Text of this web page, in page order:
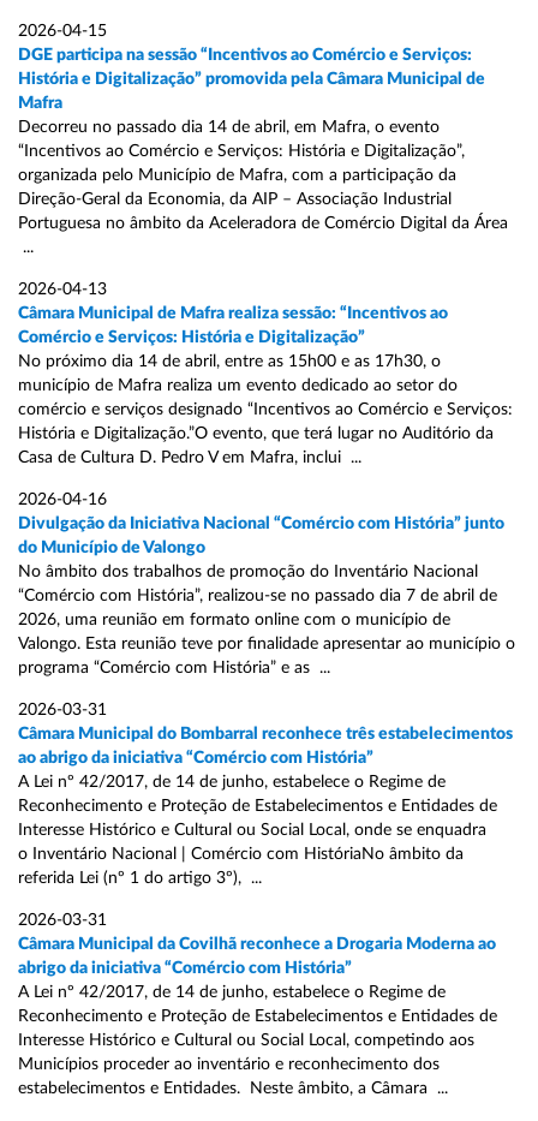
2026-04-15
DGE participa na sessão “Incentivos ao Comércio e Serviços:
História e Digitalização” promovida pela Câmara Municipal de
Mafra
Decorreu no passado dia 14 de abril, em Mafra, o evento
“Incentivos ao Comércio e Serviços: História e Digitalização”,
organizada pelo Município de Mafra, com a participação da
Direção-Geral da Economia, da AIP – Associação Industrial
Portuguesa no âmbito da Aceleradora de Comércio Digital da Área
...
2026-04-13
Câmara Municipal de Mafra realiza sessão: “Incentivos ao
Comércio e Serviços: História e Digitalização”
No próximo dia 14 de abril, entre as 15h00 e as 17h30, o
município de Mafra realiza um evento dedicado ao setor do
comércio e serviços designado “Incentivos ao Comércio e Serviços:
História e Digitalização.”O evento, que terá lugar no Auditório da
Casa de Cultura D. Pedro V em Mafra, inclui ...
2026-04-16
Divulgação da Iniciativa Nacional “Comércio com História” junto
do Município de Valongo
No âmbito dos trabalhos de promoção do Inventário Nacional
“Comércio com História”, realizou-se no passado dia 7 de abril de
2026, uma reunião em formato online com o município de
Valongo. Esta reunião teve por finalidade apresentar ao município o
programa “Comércio com História” e as ...
2026-03-31
Câmara Municipal do Bombarral reconhece três estabelecimentos
ao abrigo da iniciativa “Comércio com História”
A Lei nº 42/2017, de 14 de junho, estabelece o Regime de
Reconhecimento e Proteção de Estabelecimentos e Entidades de
Interesse Histórico e Cultural ou Social Local, onde se enquadra
o Inventário Nacional | Comércio com HistóriaNo âmbito da
referida Lei (nº 1 do artigo 3º), ...
2026-03-31
Câmara Municipal da Covilhã reconhece a Drogaria Moderna ao
abrigo da iniciativa “Comércio com História”
A Lei nº 42/2017, de 14 de junho, estabelece o Regime de
Reconhecimento e Proteção de Estabelecimentos e Entidades de
Interesse Histórico e Cultural ou Social Local, competindo aos
Municípios proceder ao inventário e reconhecimento dos
estabelecimentos e Entidades. Neste âmbito, a Câmara ...